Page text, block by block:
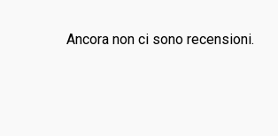
Ancora non ci sono recensioni.